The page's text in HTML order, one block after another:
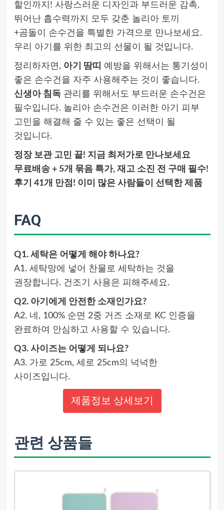
할인까지! 사랑스러운 디자인과 부드러운 감촉,
뛰어난 흡수력까지 모두 갖춘 놀리아 토끼
+곰돌이 손수건을 특별한 가격으로 만나보세요.
우리 아기를 위한 최고의 선물이 될 것입니다.
정리하자면, 아기 땀띠 예방을 위해서는 통기성이
좋은 손수건을 자주 사용해주는 것이 좋습니다.
신생아 침독관리를 위해서도 부드러운 손수건은
필수입니다. 놀리아 손수건은 이러한 아기 피부
고민을 해결해 줄 수 있는 좋은 선택이 될
것입니다.
정장 보관 고민 끝! 지금 최저가로 만나보세요
무료배송 + 5개 묶음 특가, 재고 소진 전 구매 필수!
후기 41개 만점! 이미 많은 사람들이 선택한 제품
FAQ
Q1. 세탁은 어떻게 해야 하나요?
A1. 세탁망에 넣어 찬물로 세탁하는 것을
권장합니다. 건조기 사용은 피해주세요.
Q2. 아기에게 안전한 소재인가요?
A2. 네, 100% 순면 2중 거즈 소재로 KC 인증을
완료하여 안심하고 사용할 수 있습니다.
Q3. 사이즈는 어떻게 되나요?
A3. 가로 25cm, 세로 25cm의 넉넉한
사이즈입니다.
제품정보 상세보기
관련 상품들